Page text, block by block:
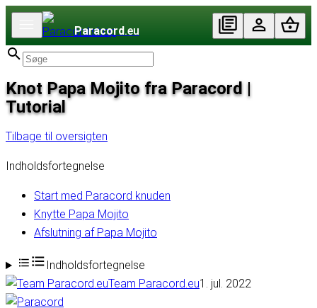
Paracord.eu
Knot Papa Mojito fra Paracord |
Tutorial
Tilbage til oversigten
Indholdsfortegnelse
Start med Paracord knuden
Knytte Papa Mojito
Afslutning af Papa Mojito
Indholdsfortegnelse
Team Paracord.eu1. jul. 2022